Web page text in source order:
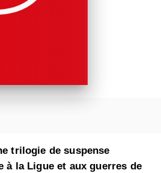
trilogie de suspense
à la Ligue et aux guerres de